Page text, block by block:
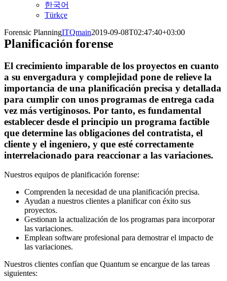
한국어
Türkçe
Forensic PlanningITQmain2019-09-08T02:47:40+03:00
Planificación forense
El crecimiento imparable de los proyectos en cuanto
a su envergadura y complejidad pone de relieve la
importancia de una planificación precisa y detallada
para cumplir con unos programas de entrega cada
vez más vertiginosos. Por tanto, es fundamental
establecer desde el principio un programa factible
que determine las obligaciones del contratista, el
cliente y el ingeniero, y que esté correctamente
interrelacionado para reaccionar a las variaciones.
Nuestros equipos de planificación forense:
Comprenden la necesidad de una planificación precisa.
Ayudan a nuestros clientes a planificar con éxito sus
proyectos.
Gestionan la actualización de los programas para incorporar
las variaciones.
Emplean software profesional para demostrar el impacto de
las variaciones.
Nuestros clientes confían que Quantum se encargue de las tareas
siguientes: